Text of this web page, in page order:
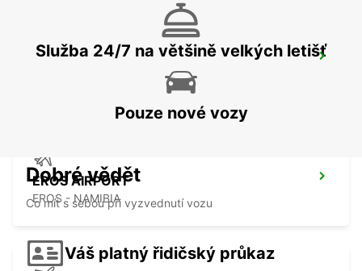
WINDHOEK
EROS AIRPORT
EROS - NAMIBIA
Služba 24/7 na většině velkých letišť
Pouze nové vozy
Dobré vědět
Co mít s sebou při vyzvednutí vozu
Váš platný řidičský průkaz